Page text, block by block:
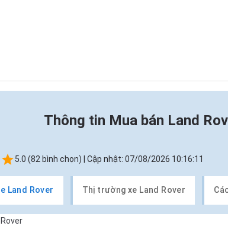
Thông tin Mua bán Land
5.0 (82 bình chọn) | Cập nhật: 07/08/2026 10:16:11
Land Rover Thị trường xe Land Rover